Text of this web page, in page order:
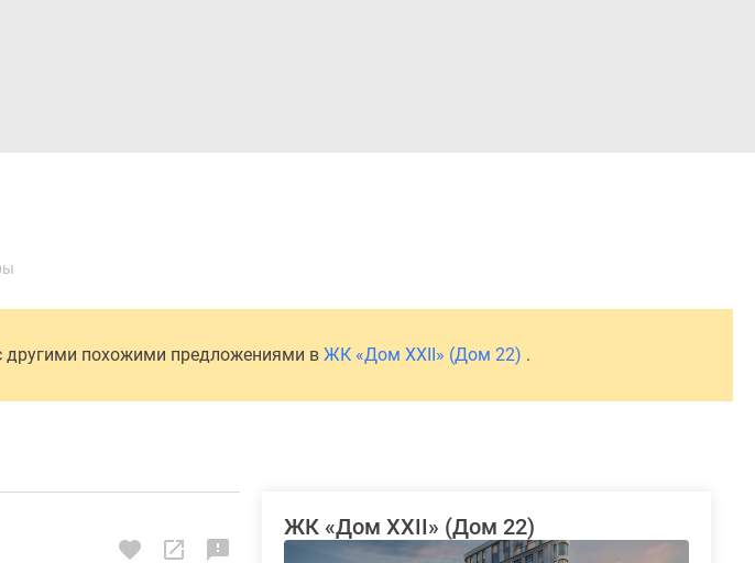
другими похожими предложениями в ЖК «Дом XXII» (Дом 22) .
ЖК «Дом XXII» (Дом 22)